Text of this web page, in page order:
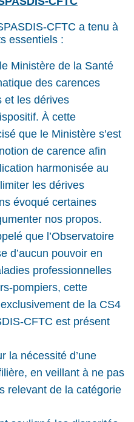
CFTC a tenu à
essentiels :
Ministère de la Santé
des carences
et les dérives
À cette
que le Ministère s’est
de carence afin
harmonisée au
les dérives
évoqué certaines
nos propos.
que l’Observatoire
d’aucun pouvoir en
professionnelles
pompiers, cette
de la CS4
CFTC est présent
la nécessité d’une
en veillant à ne pas
relevant de la catégorie